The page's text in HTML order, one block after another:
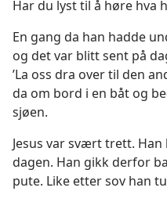
Har du lyst til å høre hva
En gang da han hadde
og det var blitt sent på
’La oss dra over til den
da om bord i en båt og
sjøen.
Jesus var svært trett.
dagen. Han gikk derfor
pute. Like etter sov han